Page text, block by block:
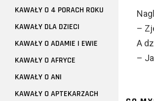
–
A
–
KAWAŁY O 4 PORACH ROKU
KAWAŁY DLA DZIECI
KAWAŁY O ADAMIE I EWIE
KAWAŁY O AFRYCE
KAWAŁY O ANI
KAWAŁY O APTEKARZACH